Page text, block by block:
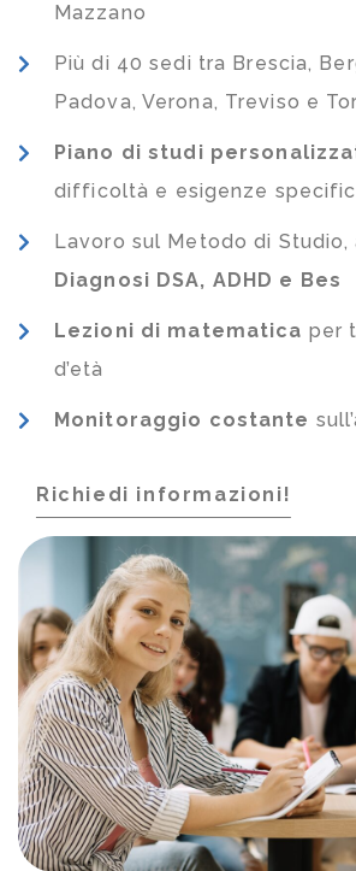
Mazzano
Più di 40 sedi tra Brescia,
Padova, Verona, Treviso e
Piano di studi
difficoltà e esigenze
Lavoro sul Metodo di Studio,
Diagnosi DSA, ADHD e Bes
Lezioni di matematica per
d’età
Monitoraggio costante
Richiedi informazioni!